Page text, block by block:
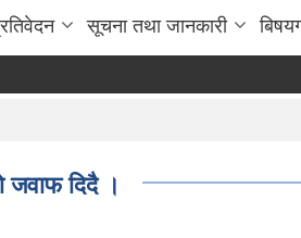
सूचना तथा जानकारी
जवाफ दिदै ।